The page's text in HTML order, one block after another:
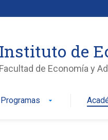
Instituto de
Facultad de Economía y
Programas arrow_drop_down